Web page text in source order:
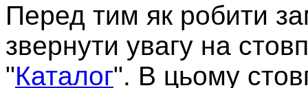
Перед тим як робити
звернути увагу на
"Каталог". В цьому